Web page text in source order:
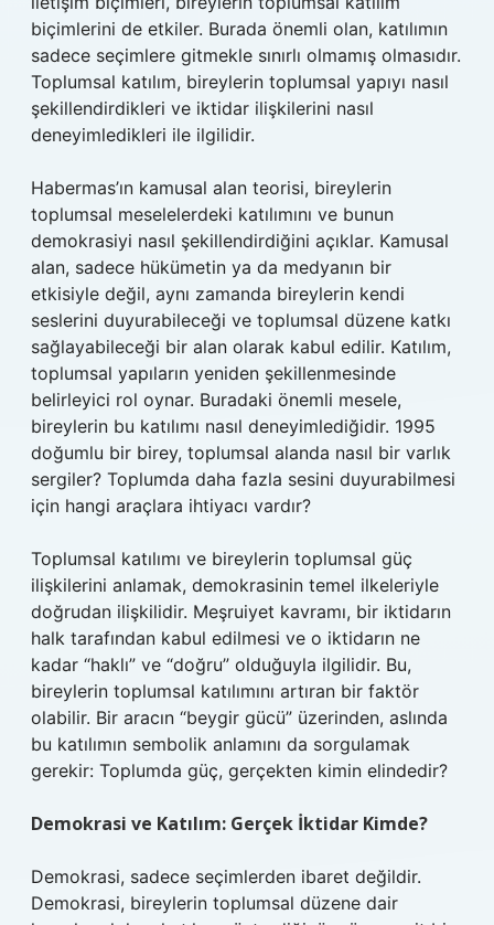
biçimlerini de etkiler. Burada önemli olan, katılımın
sadece seçimlere gitmekle sınırlı olmamış olmasıdır.
Toplumsal katılım, bireylerin toplumsal yapıyı nasıl
şekillendirdikleri ve iktidar ilişkilerini nasıl
deneyimledikleri ile ilgilidir.
Habermas’ın kamusal alan teorisi, bireylerin
toplumsal meselelerdeki katılımını ve bunun
demokrasiyi nasıl şekillendirdiğini açıklar. Kamusal
alan, sadece hükümetin ya da medyanın bir
etkisiyle değil, aynı zamanda bireylerin kendi
seslerini duyurabileceği ve toplumsal düzene katkı
sağlayabileceği bir alan olarak kabul edilir. Katılım,
toplumsal yapıların yeniden şekillenmesinde
belirleyici rol oynar. Buradaki önemli mesele,
bireylerin bu katılımı nasıl deneyimlediğidir. 1995
doğumlu bir birey, toplumsal alanda nasıl bir varlık
sergiler? Toplumda daha fazla sesini duyurabilmesi
için hangi araçlara ihtiyacı vardır?
Toplumsal katılımı ve bireylerin toplumsal güç
ilişkilerini anlamak, demokrasinin temel ilkeleriyle
doğrudan ilişkilidir. Meşruiyet kavramı, bir iktidarın
halk tarafından kabul edilmesi ve o iktidarın ne
kadar “haklı” ve “doğru” olduğuyla ilgilidir. Bu,
bireylerin toplumsal katılımını artıran bir faktör
olabilir. Bir aracın “beygir gücü” üzerinden, aslında
bu katılımın sembolik anlamını da sorgulamak
gerekir: Toplumda güç, gerçekten kimin elindedir?
Demokrasi ve Katılım: Gerçek İktidar Kimde?
Demokrasi, sadece seçimlerden ibaret değildir.
Demokrasi, bireylerin toplumsal düzene dair